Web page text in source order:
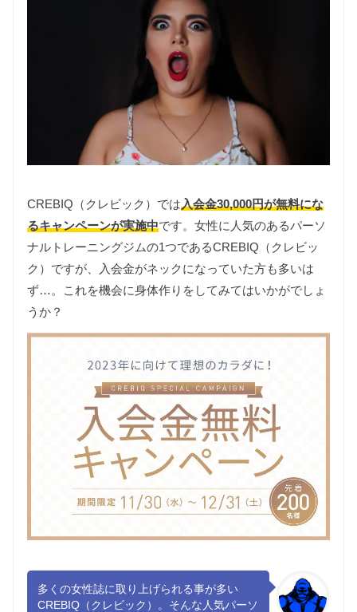
CREBIQ（クレビック）では入会金30,000円が無料にな
るキャンペーンが実施中です。女性に人気のあるパーソ
ナルトレーニングジムの1つであるCREBIQ（クレビッ
ク）ですが、入会金がネックになっていた方も多いは
ず…。これを機会に身体作りをしてみてはいかがでしょ
うか？
多くの女性誌に取り上げられる事が多い
CREBIQ（クレビック）。そんな人気パーソ